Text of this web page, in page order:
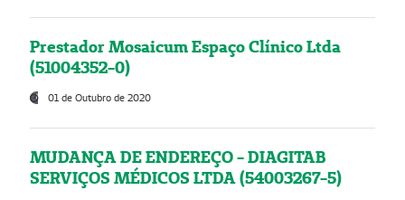
Prestador Mosaicum Espaço Clínico Ltda
(51004352-0)
01 de Outubro de 2020
MUDANÇA DE ENDEREÇO - DIAGITAB
SERVIÇOS MÉDICOS LTDA (54003267-5)